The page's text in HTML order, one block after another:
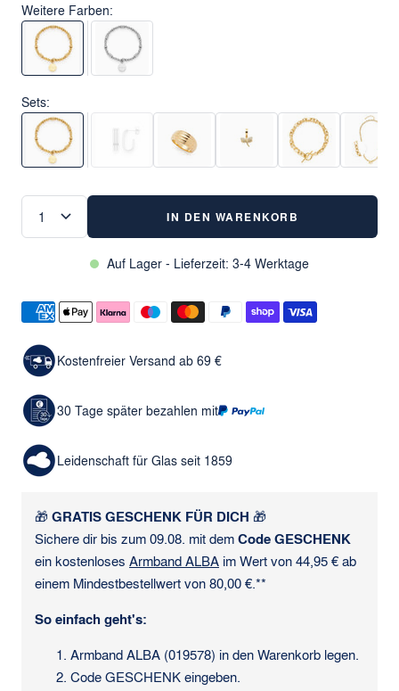
Weitere Farben:
Sets:
IN DEN WARENKORB
Auf Lager - Lieferzeit: 3-4 Werktage
Kostenfreier Versand ab 69 €
30 Tage später bezahlen mit
Leidenschaft für Glas seit 1859
🎁 GRATIS GESCHENK FÜR DICH 🎁
Sichere dir bis zum 09.08. mit demCode GESCHENK
ein kostenloses Armband ALBA im Wert von 44,95 € ab
einem Mindestbestellwert von 80,00 €.**
So einfach geht's:
Armband ALBA (019578) in den Warenkorb legen.
Code GESCHENK eingeben.